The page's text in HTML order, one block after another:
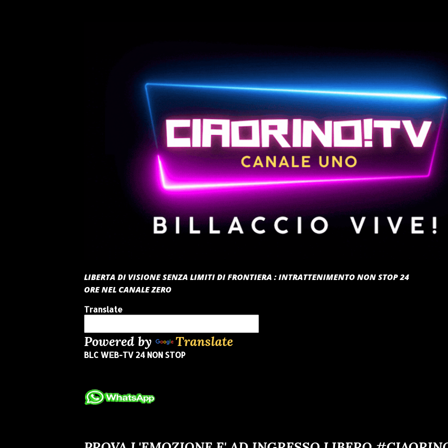
LIBERTA DI VISIONE SENZA LIMITI DI FRONTIERA : INTRATTENIMENTO NON STOP 24
ORE NEL CANALE ZERO
Translate
Powered by Translate
BLC WEB-TV 24 NON STOP